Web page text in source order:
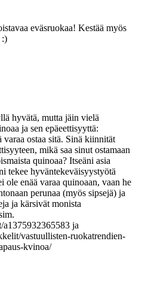
eväsruokaa! Kestää myös
:)
hyvätä, mutta jäin vielä
ja sen epäeettisyyttä:
ostaa sitä. Sinä kiinnität
mikä saa sinut ostamaan
quinoaa? Itseäni asia
tekee hyväntekeväisyystyötä
ole enää varaa quinoaan, vaan he
perunaa (myös sipsejä) ja
ja kärsivät monista
ja
vastuullisten-ruokatrendien-
kvinoa/